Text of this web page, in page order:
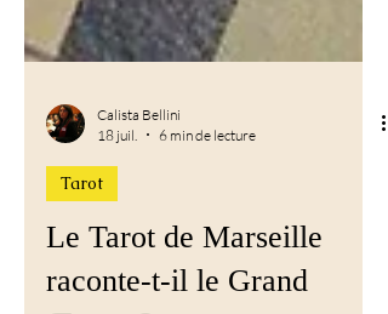
18 juil.
6 min de lecture
Tarot